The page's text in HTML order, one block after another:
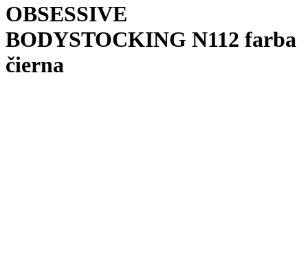
OBSESSIVE
BODYSTOCKING N112 farba
čierna